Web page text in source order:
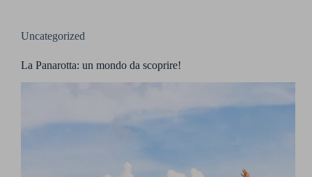
Uncategorized
La Panarotta: un mondo da scoprire!